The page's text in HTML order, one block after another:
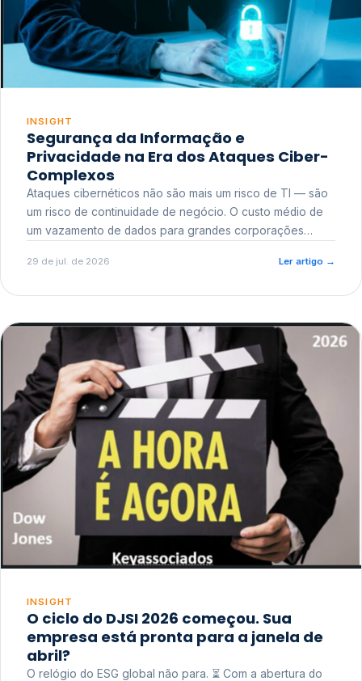
INSIGHT
Segurança da Informação e
Privacidade na Era dos Ataques Ciber-
Complexos
Ataques cibernéticos não são mais um risco de TI — são
um risco de continuidade de negócio. O custo médio de
um vazamento de dados para grandes corporações
reputacional e o risco regulatório junto a órgãos como a
29 de jul. de 2026 Ler artigo →
INSIGHT
O ciclo do DJSI 2026 começou. Sua
empresa está pronta para a janela de
abril?
O relógio do ESG global não para. ⏳ Com a abertura do